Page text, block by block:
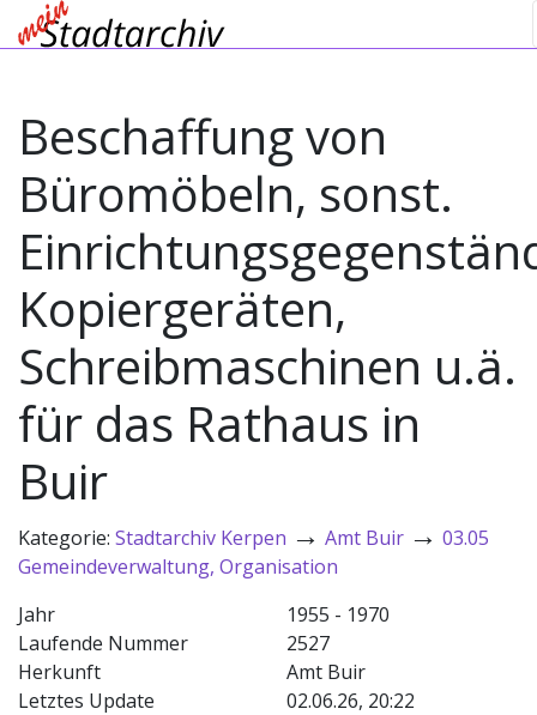
Beschaffung von
Büromöbeln, sonst.
Kopiergeräten,
Schreibmaschinen u.ä.
für das Rathaus in
Buir
Kategorie: Stadtarchiv Kerpen → Amt Buir → 03.05
Gemeindeverwaltung, Organisation
Jahr
1955 - 1970
Laufende Nummer
2527
Herkunft
Amt Buir
Letztes Update
02.06.26, 20:22